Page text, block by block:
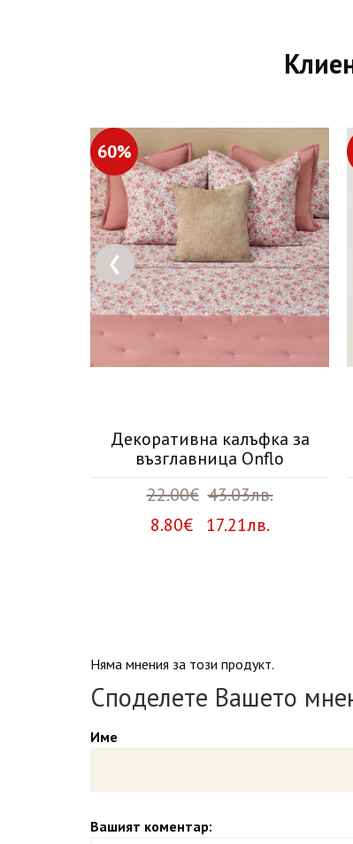
60%
Декоративна калъфка за
възглавница Onflo
22.00€ 43.03лв.
8.80€ 17.21лв.
‹
Няма мнения за този продукт.
Споделете Вашето
Име
Вашият коментар: